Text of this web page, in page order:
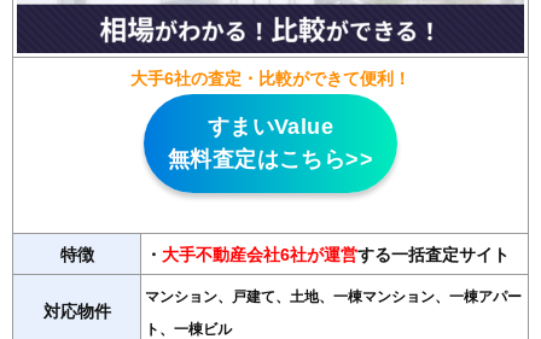
大手6社の査定・比較ができて便利！
すまいValue
無料査定はこちら>>
特徴 ・ 大手不動産会社6社が運営する一括査定サイト
対応物件
マンション、戸建て、土地、一棟マンション、一棟アパー
ト、一棟ビル